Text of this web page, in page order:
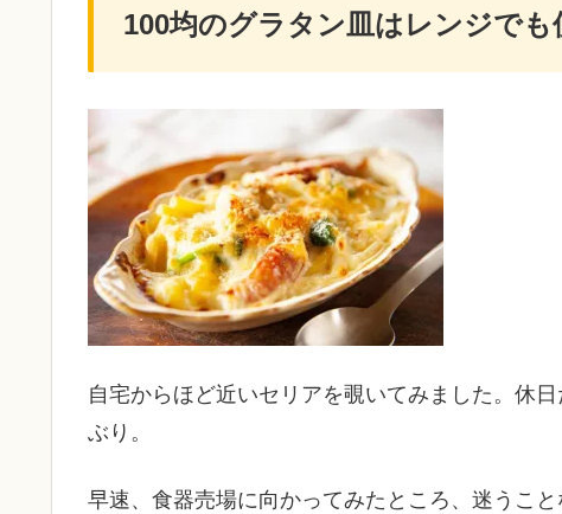
100均のグラタン皿はレンジでも
自宅からほど近いセリアを覗いてみました。休
ぶり。
早速、食器売場に向かってみたところ、迷うこ